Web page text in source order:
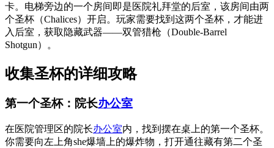
卡。电梯旁边的一个房间即是医院礼拜堂的后室，该房间由两
个圣杯（Chalices）开启。玩家需要找到这两个圣杯，才能进
入后室，获取隐藏武器——双管猎枪（Double-Barrel
Shotgun）。
收集圣杯的详细攻略
第一个圣杯：院长办公室
在医院管理区的院长办公室内，找到摆在桌上的第一个圣杯。
你需要向左上角she爆墙上的爆炸物，打开通往藏有第二个圣